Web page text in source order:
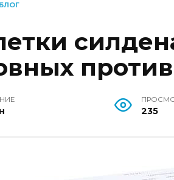
БЛОГ
235